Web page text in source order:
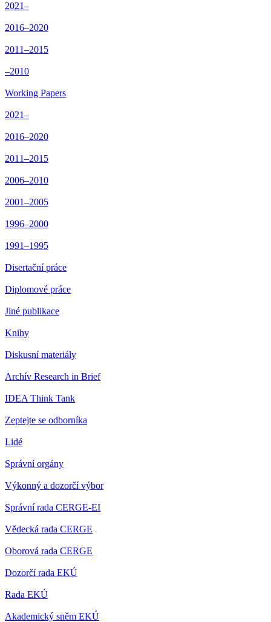
2021–
2016–2020
2011–2015
–2010
Working Papers
2021–
2016–2020
2011–2015
2006–2010
2001–2005
1996–2000
1991–1995
Disertační práce
Diplomové práce
Jiné publikace
Knihy
Diskusní materiály
Archív Research in Brief
IDEA Think Tank
Zeptejte se odborníka
Lidé
Správní orgány
Výkonný a dozorčí výbor
Správní rada CERGE-EI
Vědecká rada CERGE
Oborová rada CERGE
Dozorčí rada EKÚ
Rada EKÚ
Akademický sněm EKÚ